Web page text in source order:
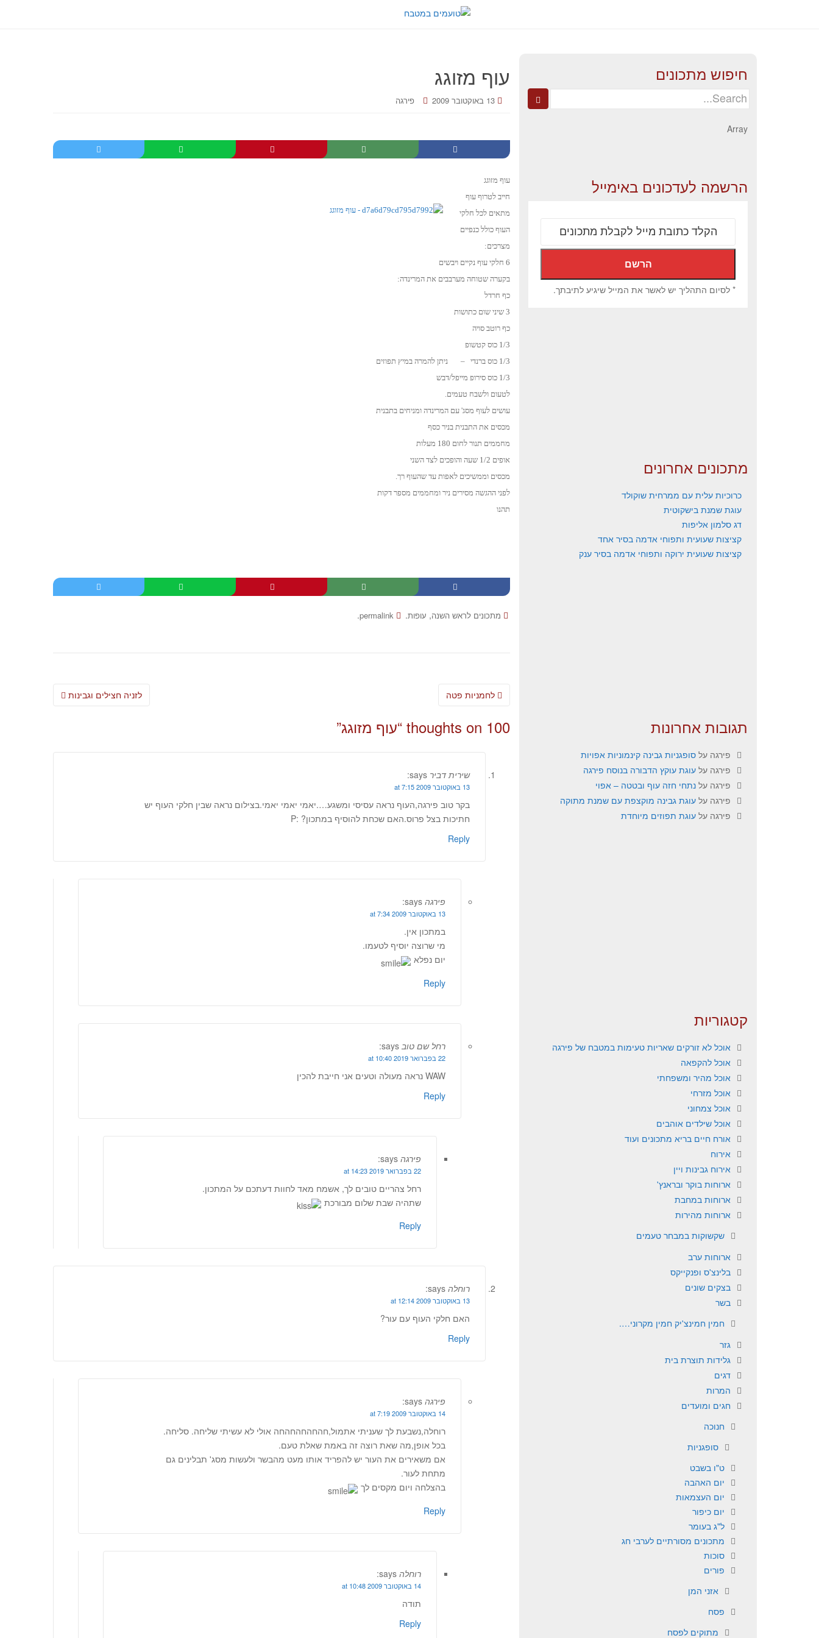
עוף מזוגג
13 באוקטובר 2009 פירגה
עוף מזוגג
חייב לטרוף עוף
מתאים לכל חלקי
העוף כולל כנפיים
מצרכים:
6 חלקי עוף נקיים ויבשים
בקערה שטוחה מערבבים את המרינדה:
כף חרדל
3 שיני שום כתושות
כף רוטב סויה
1/3 כוס קטשופ
1/3 כוס ברנדי – ניתן להמרה במיץ תפוזים
1/3 כוס סירופ מייפל/דבש
לטעום ולשבח טעמים.
עושים לעוף מסג' עם המרינדה ומניחים בתבנית
מכסים את התבנית בניר כסף
מחממים תנור לחום 180 מעלות
אופים 1/2 שעה והופכים לצד השני
מכסים וממשיכים לאפות עד שהעוף רך.
לפני ההגשה מסירים ניר ומחממים מספר דקות
תהנו
מתכונים לראש השנה, עופות.
permalink
.
Post
לזניה חצילים וגבינות
100 thoughts on “ עוף מזוגג”
שירית דביר says:
13 באוקטובר 2009 at 7:15
בקר טוב פירגה,העוף נראה עסיסי ומשגע….יאמי יאמי יאמי.בצילום נראה שבין חלקי העוף יש
חתיכות בצל פרוס.האם שכחת להוסיף במתכון? :P
Reply
פירגה says:
13 באוקטובר 2009 at 7:34
במתכון אין.
מי שרוצה יוסיף לטעמו.
יום נפלא
Reply
רחל שם טוב says:
22 בפברואר 2019 at 10:40
WAW נראה מעולה וטעים אני חייבת להכין
Reply
פירגה says:
22 בפברואר 2019 at 14:23
רחל צהריים טובים לך, אשמח מאד לחוות דעתכם על המתכון.
שתהיה שבת שלום מבורכת
Reply
רוחלה says:
13 באוקטובר 2009 at 12:14
האם חלקי העוף עם עור?
Reply
פירגה says:
14 באוקטובר 2009 at 7:19
רוחלה,נשבעת לך שעניתי אתמול,חהחהחהחהחה אולי לא עשיתי שליחה. סליחה.
בכל אופן,מה שאת רוצה זה באמת שאלת טעם.
אם משאירים את העור יש להפריד אותו מעט מהבשר ולעשות מסג' תבלינים גם
מתחת לעור.
בהצלחה ויום מקסים לך
Reply
רוחלה says:
14 באוקטובר 2009 at 10:48
תודה
Reply
חיפוש מתכונים
Search
Array
הרשמה לעדכונים באימייל
* לסיום התהליך יש לאשר את המייל שיגיע לתיבתך.
מתכונים אחרונים
כרוכיות עלית עם ממרחית שוקולד
עוגת שמנת בישקוטית
דג סלמון אליפות
קציצות שעועית ותפוחי אדמה בסיר אחד
קציצות שעועית ירוקה ותפוחי אדמה בסיר ענק
תגובות אחרונות
פירגה על סופגניות גבינה קינמוניות אפויות
פירגה על עוגת עוקץ הדבורה בנוסח פירגה
פירגה על נתחי חזה עוף ובטטה – אפוי
פירגה על עוגת גבינה מוקצפת עם שמנת מתוקה
פירגה על עוגת תפוזים מיוחדת
קטגוריות
אוכל לא זורקים שאריות טעימות במטבח של פירגה
אוכל להקפאה
אוכל מהיר ומשפחתי
אוכל מזרחי
אוכל צמחוני
אוכל שילדים אוהבים
אורח חיים בריא מתכונים ועוד
אירוח
אירוח גבינות ויין
ארוחות בוקר ובראנץ'
ארוחות במחבת
ארוחות מהירות
שקשוקות במבחר טעמים
ארוחות ערב
בלינצ'ס ופנקייקס
בצקים שונים
בשר
חמין חמינצ'יק חמין מקרוני….
גזר
גלידות תוצרת בית
דגים
המרות
חגים ומועדים
חנוכה
סופגניות
ט"ו בשבט
יום האהבה
יום העצמאות
יום כיפור
ל"ג בעומר
מתכונים מסורתיים לערבי חג
סוכות
פורים
אזני המן
פסח
מתוקים לפסח